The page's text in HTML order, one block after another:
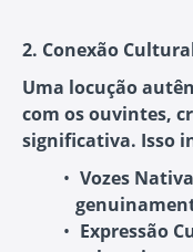
2. Conexão
Uma locução
com os ouvintes,
significativa. Isso
Vozes
Expressão